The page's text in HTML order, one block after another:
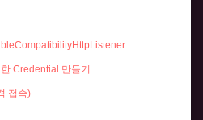
Credential 만들기
접속)